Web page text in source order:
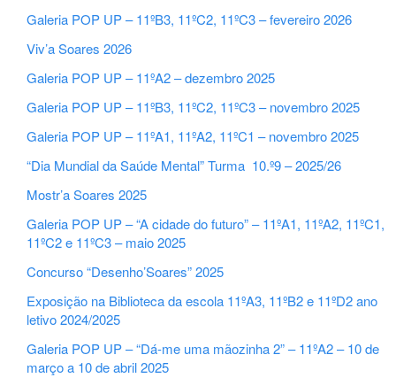
Galeria POP UP – 11ºB3, 11ºC2, 11ºC3 – fevereiro 2026
Viv’a Soares 2026
Galeria POP UP – 11ºA2 – dezembro 2025
Galeria POP UP – 11ºB3, 11ºC2, 11ºC3 – novembro 2025
Galeria POP UP – 11ºA1, 11ºA2, 11ºC1 – novembro 2025
“Dia Mundial da Saúde Mental” Turma 10.º9 – 2025/26
Mostr’a Soares 2025
Galeria POP UP – “A cidade do futuro” – 11ºA1, 11ºA2, 11ºC1,
11ºC2 e 11ºC3 – maio 2025
Concurso “Desenho’Soares” 2025
Exposição na Biblioteca da escola 11ºA3, 11ºB2 e 11ºD2 ano
letivo 2024/2025
Galeria POP UP – “Dá-me uma mãozinha 2” – 11ºA2 – 10 de
março a 10 de abril 2025